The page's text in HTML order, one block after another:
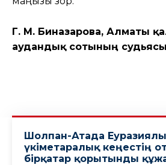
Г. М. Биназарова, Алматы
аудандық сотының судьясы
Шолпан-Атада
үкіметаралық кеңестің
бірқатар қорытынды